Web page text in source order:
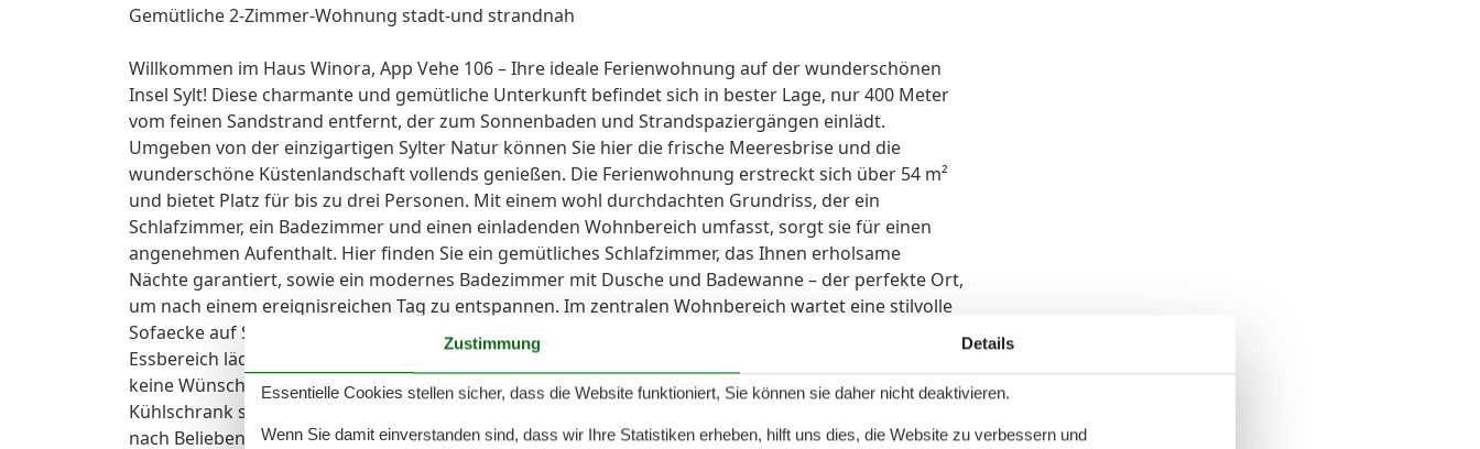
Gemütliche 2-Zimmer-Wohnung stadt-und strandnah
Willkommen im Haus Winora, App Vehe 106 – Ihre ideale Ferienwohnung auf der wunderschönen
Insel Sylt! Diese charmante und gemütliche Unterkunft befindet sich in bester Lage, nur 400 Meter
vom feinen Sandstrand entfernt, der zum Sonnenbaden und Strandspaziergängen einlädt.
Umgeben von der einzigartigen Sylter Natur können Sie hier die frische Meeresbrise und die
wunderschöne Küstenlandschaft vollends genießen. Die Ferienwohnung erstreckt sich über 54 m²
und bietet Platz für bis zu drei Personen. Mit einem wohl durchdachten Grundriss, der ein
Schlafzimmer, ein Badezimmer und einen einladenden Wohnbereich umfasst, sorgt sie für einen
angenehmen Aufenthalt. Hier finden Sie ein gemütliches Schlafzimmer, das Ihnen erholsame
Nächte garantiert, sowie ein modernes Badezimmer mit Dusche und Badewanne – der perfekte Ort,
um nach einem ereignisreichen Tag zu entspannen. Im zentralen Wohnbereich wartet eine stilvolle
Sofaecke auf Sie, in der Sie gemeinsam mit Ihren Liebsten entspannen können. Der integrierte
Essbereich lädt zum gemeinsamen Essen ein, während die gut ausgestattete, geschlossene Küche
keine Wünsche offenlässt. Mit modernen Geräten wie Herd, Spülmaschine, Mikrowelle und
Kühlschrank sowie allen notwendigen Küchenutensilien können Sie Ihre Lieblingsgerichte ganz
nach Belieben zubereiten. Ein weiteres Highlight der Ferienwohnung ist der Balkon, der Ihnen einen
Zustimmung Details
Essentielle Cookies stellen sicher, dass die Website funktioniert, Sie können sie daher nicht deaktivieren.
Wenn Sie damit einverstanden sind, dass wir Ihre Statistiken erheben, hilft uns dies, die Website zu verbessern und